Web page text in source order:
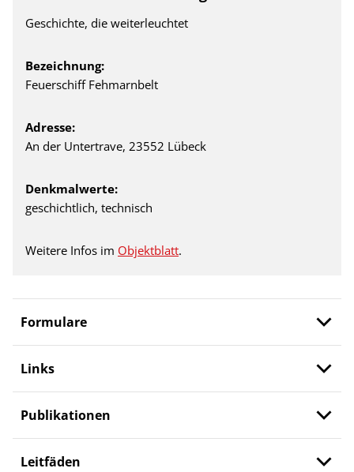
Geschichte, die weiterleuchtet
Bezeichnung:
Feuerschiff Fehmarnbelt
Adresse:
An der Untertrave, 23552 Lübeck
Denkmalwerte:
geschichtlich, technisch
Weitere Infos im Objektblatt.
Formulare
Links
Publikationen
Leitfäden